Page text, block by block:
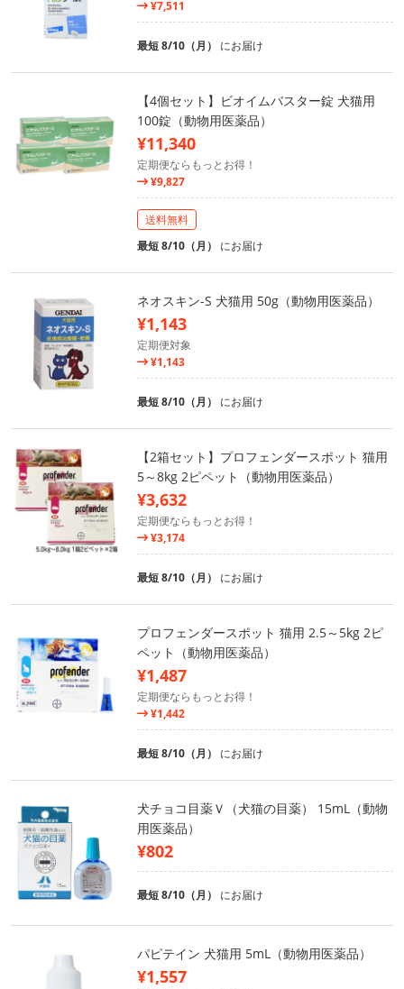
¥7,511
最短 8/10（月） にお届け
【4個セット】ビオイムバスター錠 犬猫用
100錠（動物用医薬品）
¥11,340
定期便ならもっとお得！
¥9,827
送料無料
最短 8/10（月） にお届け
ネオスキン-S 犬猫用 50g（動物用医薬品）
¥1,143
定期便対象
¥1,143
最短 8/10（月） にお届け
【2箱セット】プロフェンダースポット 猫用
5～8kg 2ピペット（動物用医薬品）
¥3,632
定期便ならもっとお得！
¥3,174
最短 8/10（月） にお届け
プロフェンダースポット 猫用 2.5～5kg 2ピ
ペット（動物用医薬品）
¥1,487
定期便ならもっとお得！
¥1,442
最短 8/10（月） にお届け
犬チョコ目薬Ｖ（犬猫の目薬） 15mL（動物
用医薬品）
¥802
最短 8/10（月） にお届け
パピテイン 犬猫用 5mL（動物用医薬品）
¥1,557